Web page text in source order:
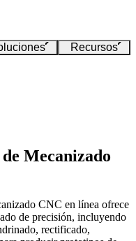
Recursos
Mecanizado
CNC en línea ofrece
de precisión, incluyendo
rectificado,